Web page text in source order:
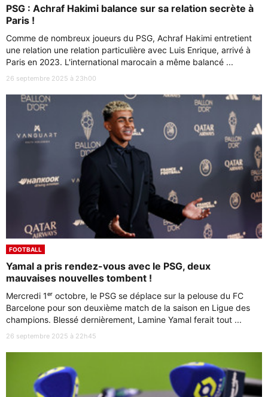
PSG : Achraf Hakimi balance sur sa relation secrète à
Paris !
Comme de nombreux joueurs du PSG, Achraf Hakimi entretient
une relation une relation particulière avec Luis Enrique, arrivé à
Paris en 2023. L'international marocain a même balancé ...
26 septembre 2025 à 23h00
FOOTBALL
Yamal a pris rendez-vous avec le PSG, deux
mauvaises nouvelles tombent !
Mercredi 1ᵉʳ octobre, le PSG se déplace sur la pelouse du FC
Barcelone pour son deuxième match de la saison en Ligue des
champions. Blessé dernièrement, Lamine Yamal ferait tout ...
26 septembre 2025 à 22h45